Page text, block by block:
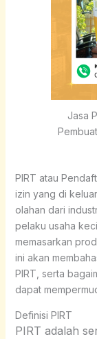
Jasa
PIRT atau
izin yang di
olahan dari
pelaku usaha
memasarkan
ini akan
PIRT, serta
dapat
Definisi PIRT
PIRT adalah